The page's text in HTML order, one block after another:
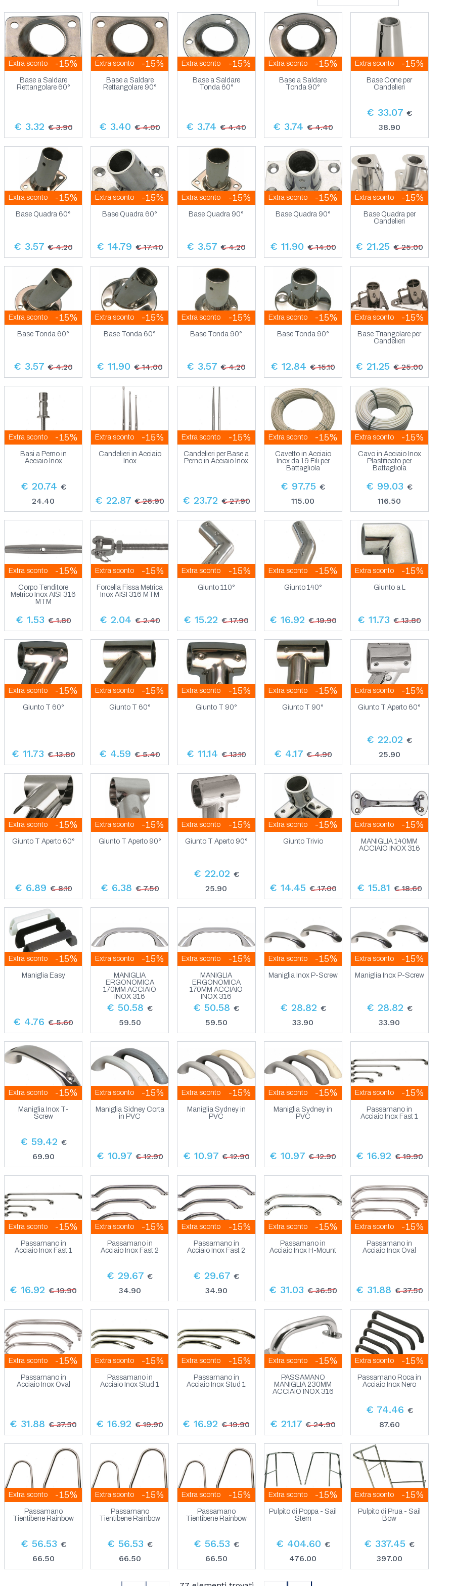
Extra sconto -15%
Base a Saldare
Rettangolare 60°
€ 3.32 € 3.90
Extra sconto -15%
Base a Saldare
Rettangolare 90°
€ 3.40 € 4.00
Extra sconto -15%
Base a Saldare
Tonda 60°
€ 3.74 € 4.40
Extra sconto -15%
Base a Saldare
Tonda 90°
€ 3.74 € 4.40
Extra sconto -15%
Base Cone per
Candelieri
€ 33.07 €
38.90
Extra sconto -15%
Base Quadra 60°
€ 3.57 € 4.20
Extra sconto -15%
Base Quadra 60°
€ 14.79 € 17.40
Extra sconto -15%
Base Quadra 90°
€ 3.57 € 4.20
Extra sconto -15%
Base Quadra 90°
€ 11.90 € 14.00
Extra sconto -15%
Base Quadra per
Candelieri
€ 21.25 € 25.00
Extra sconto -15%
Base Tonda 60°
€ 3.57 € 4.20
Extra sconto -15%
Base Tonda 60°
€ 11.90 € 14.00
Extra sconto -15%
Base Tonda 90°
€ 3.57 € 4.20
Extra sconto -15%
Base Tonda 90°
€ 12.84 € 15.10
Extra sconto -15%
Base Triangolare per
Candelieri
€ 21.25 € 25.00
Extra sconto -15%
Basi a Perno in
Acciaio Inox
€ 20.74 €
24.40
Extra sconto -15%
Candelieri in Acciaio
Inox
€ 22.87 € 26.90
Extra sconto -15%
Candelieri per Base a
Perno in Acciaio Inox
€ 23.72 € 27.90
Extra sconto -15%
Cavetto in Acciaio
Inox da 19 Fili per
Battagliola
€ 97.75 €
115.00
Extra sconto -15%
Cavo in Acciaio Inox
Plastificato per
Battagliola
€ 99.03 €
116.50
Extra sconto -15%
Corpo Tenditore
Metrico Inox AISI 316
MTM
€ 1.53 € 1.80
Extra sconto -15%
Forcella Fissa Metrica
Inox AISI 316 MTM
€ 2.04 € 2.40
Extra sconto -15%
Giunto 110°
€ 15.22 € 17.90
Extra sconto -15%
Giunto 140°
€ 16.92 € 19.90
Extra sconto -15%
Giunto a L
€ 11.73 € 13.80
Extra sconto -15%
Giunto T 60°
€ 11.73 € 13.80
Extra sconto -15%
Giunto T 60°
€ 4.59 € 5.40
Extra sconto -15%
Giunto T 90°
€ 11.14 € 13.10
Extra sconto -15%
Giunto T 90°
€ 4.17 € 4.90
Extra sconto -15%
Giunto T Aperto 60°
€ 22.02 €
25.90
Extra sconto -15%
Giunto T Aperto 60°
€ 6.89 € 8.10
Extra sconto -15%
Giunto T Aperto 90°
€ 6.38 € 7.50
Extra sconto -15%
Giunto T Aperto 90°
€ 22.02 €
25.90
Extra sconto -15%
Giunto Trivio
€ 14.45 € 17.00
Extra sconto -15%
MANIGLIA 140MM
ACCIAIO INOX 316
€ 15.81 € 18.60
Extra sconto -15%
Maniglia Easy
€ 4.76 € 5.60
Extra sconto -15%
MANIGLIA
ERGONOMICA
170MM ACCIAIO
INOX 316
€ 50.58 €
59.50
Extra sconto -15%
MANIGLIA
ERGONOMICA
170MM ACCIAIO
INOX 316
€ 50.58 €
59.50
Extra sconto -15%
Maniglia Inox P-Screw
€ 28.82 €
33.90
Extra sconto -15%
Maniglia Inox P-Screw
€ 28.82 €
33.90
Extra sconto -15%
Maniglia Inox T-
Screw
€ 59.42 €
69.90
Extra sconto -15%
Maniglia Sidney Corta
in PVC
€ 10.97 € 12.90
Extra sconto -15%
Maniglia Sydney in
PVC
€ 10.97 € 12.90
Extra sconto -15%
Maniglia Sydney in
PVC
€ 10.97 € 12.90
Extra sconto -15%
Passamano in
Acciaio Inox Fast 1
€ 16.92 € 19.90
Extra sconto -15%
Passamano in
Acciaio Inox Fast 1
€ 16.92 € 19.90
Extra sconto -15%
Passamano in
Acciaio Inox Fast 2
€ 29.67 €
34.90
Extra sconto -15%
Passamano in
Acciaio Inox Fast 2
€ 29.67 €
34.90
Extra sconto -15%
Passamano in
Acciaio Inox H-Mount
€ 31.03 € 36.50
Extra sconto -15%
Passamano in
Acciaio Inox Oval
€ 31.88 € 37.50
Extra sconto -15%
Passamano in
Acciaio Inox Oval
€ 31.88 € 37.50
Extra sconto -15%
Passamano in
Acciaio Inox Stud 1
€ 16.92 € 19.90
Extra sconto -15%
Passamano in
Acciaio Inox Stud 1
€ 16.92 € 19.90
Extra sconto -15%
PASSAMANO
MANIGLIA 230MM
ACCIAIO INOX 316
€ 21.17 € 24.90
Extra sconto -15%
Passamano Roca in
Acciaio Inox Nero
€ 74.46 €
87.60
Extra sconto -15%
Passamano
Tientibene Rainbow
€ 56.53 €
66.50
Extra sconto -15%
Passamano
Tientibene Rainbow
€ 56.53 €
66.50
Extra sconto -15%
Passamano
Tientibene Rainbow
€ 56.53 €
66.50
Extra sconto -15%
Pulpito di Poppa - Sail
Stern
€ 404.60 €
476.00
Extra sconto -15%
Pulpito di Prua - Sail
Bow
€ 337.45 €
397.00